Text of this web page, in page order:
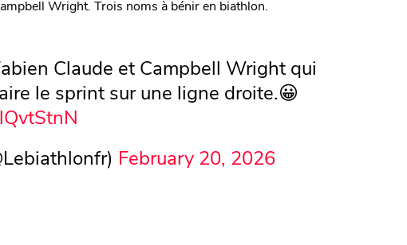
Wright. Trois noms à bénir en biathlon.
Claude et Campbell Wright qui
le sprint sur une ligne droite.😀
February 20, 2026